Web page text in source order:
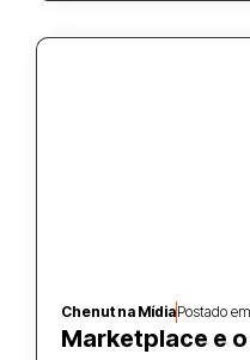
Chenut na MídiaPostado
Marketplace e o